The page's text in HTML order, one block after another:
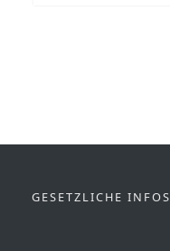
GESETZLICHE INFOS